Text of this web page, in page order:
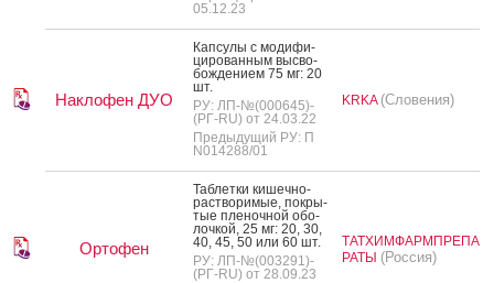
05.12.23
Наклофен ДУО
Кап­су­лы с мо­дифи­
циро­ван­ным выс­во­
бож­де­ни­ем 75 мг: 20
шт.
РУ: ЛП-№(000645)-
(РГ-RU) от 24.03.22
Предыдущий РУ: П
N014288/01
KRKA (Словения)
Ортофен
Таб­летки ки­шеч­но­
рас­тво­римые, пок­ры­
тые пле­ноч­ной обо­
лоч­кой, 25 мг: 20, 30,
40, 45, 50 или 60 шт.
РУ: ЛП-№(003291)-
(РГ-RU) от 28.09.23
ТАТХИМФАРМПРЕПА
РАТЫ (Россия)